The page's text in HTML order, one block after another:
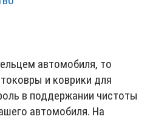
автомобиля, то
и коврики для
в поддержании чистоты
автомобиля. На